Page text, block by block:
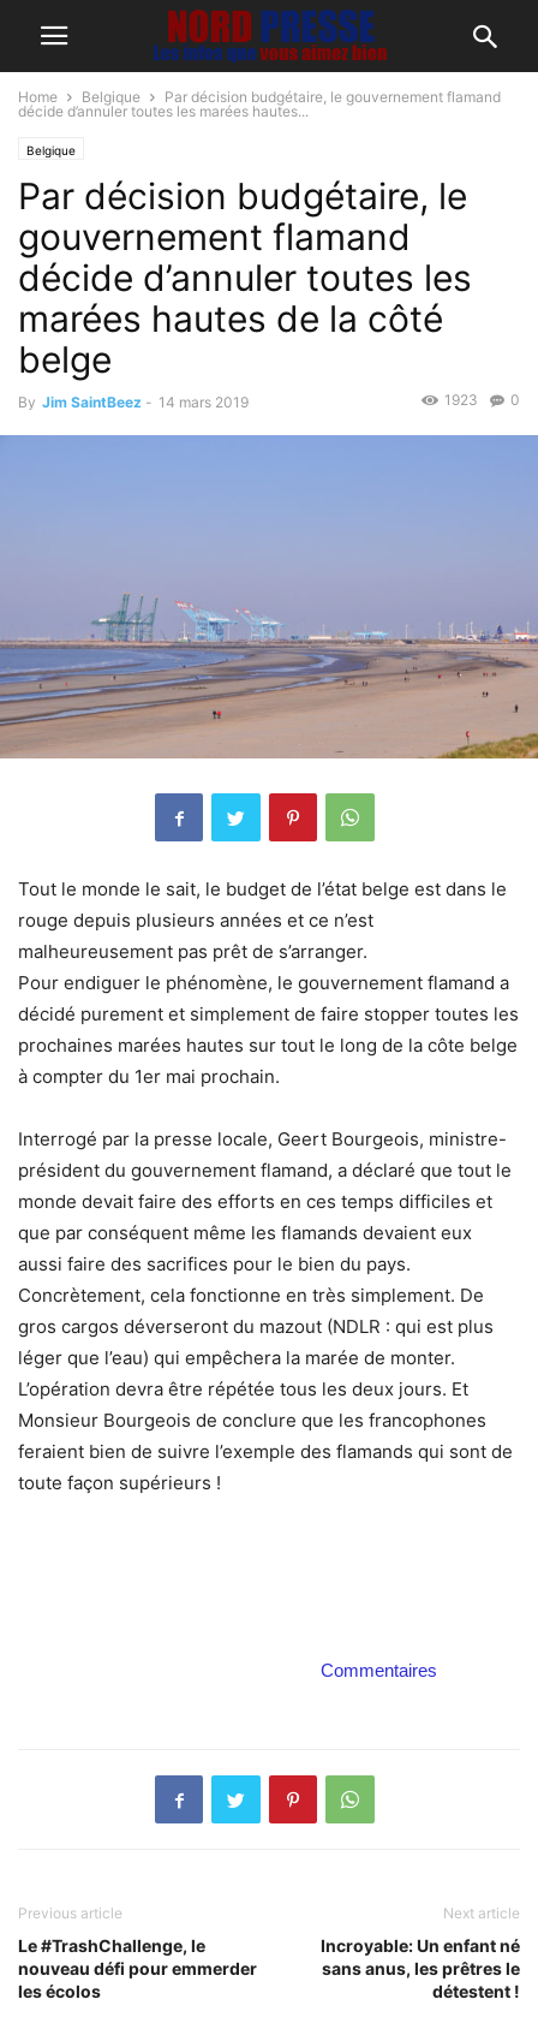
Home Belgique
Par décision budgétaire, le gouvernement flamand
décide d’annuler toutes les marées hautes...
Belgique
Par décision budgétaire, le
gouvernement flamand
décide d’annuler toutes les
marées hautes de la côté
belge
By Jim SaintBeez - 14 mars 2019 0
1923
Tout le monde le sait, le budget de l’état belge est dans le
rouge depuis plusieurs années et ce n’est
malheureusement pas prêt de s’arranger.
Pour endiguer le phénomène, le gouvernement flamand a
décidé purement et simplement de faire stopper toutes les
prochaines marées hautes sur tout le long de la côte belge
à compter du 1er mai prochain.
Interrogé par la presse locale, Geert Bourgeois, ministre-
président du gouvernement flamand, a déclaré que tout le
monde devait faire des efforts en ces temps difficiles et
que par conséquent même les flamands devaient eux
aussi faire des sacrifices pour le bien du pays.
Concrètement, cela fonctionne en très simplement. De
gros cargos déverseront du mazout (NDLR : qui est plus
léger que l’eau) qui empêchera la marée de monter.
L’opération devra être répétée tous les deux jours. Et
Monsieur Bourgeois de conclure que les francophones
feraient bien de suivre l’exemple des flamands qui sont de
toute façon supérieurs !
Commentaires
Previous article
Le #TrashChallenge, le
nouveau défi pour emmerder
les écolos
Next article
Incroyable: Un enfant né
sans anus, les prêtres le
détestent !